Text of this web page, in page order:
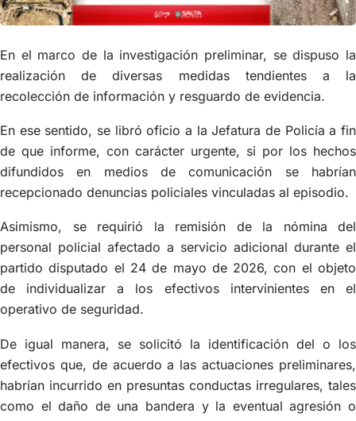
En el marco de la investigación preliminar, se dispuso la
realización de diversas medidas tendientes a la
recolección de información y resguardo de evidencia.
En ese sentido, se libró oficio a la Jefatura de Policía a fin
de que informe, con carácter urgente, si por los hechos
difundidos en medios de comunicación se habrían
recepcionado denuncias policiales vinculadas al episodio.
Asimismo, se requirió la remisión de la nómina del
personal policial afectado a servicio adicional durante el
partido disputado el 24 de mayo de 2026, con el objeto
de individualizar a los efectivos intervinientes en el
operativo de seguridad.
De igual manera, se solicitó la identificación del o los
efectivos que, de acuerdo a las actuaciones preliminares,
habrían incurrido en presuntas conductas irregulares, tales
como el daño de una bandera y la eventual agresión o